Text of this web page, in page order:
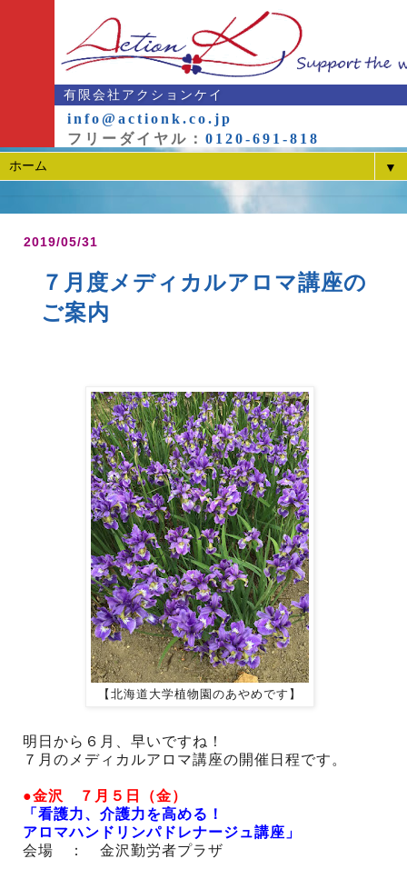
有限会社アクションケイ
info@actionk.co.jp
フリーダイヤル： 0120-691-818
▼
2019/05/31
７月度メディカルアロマ講座の
ご案内
【北海道大学植物園のあやめです】
明日から６月、早いですね！
７月のメディカルアロマ講座の開催日程です。
●金沢 ７月５日（金）
「看護力、介護力を高める！
アロマハンドリンパドレナージュ講座」
会場 ： 金沢勤労者プラザ